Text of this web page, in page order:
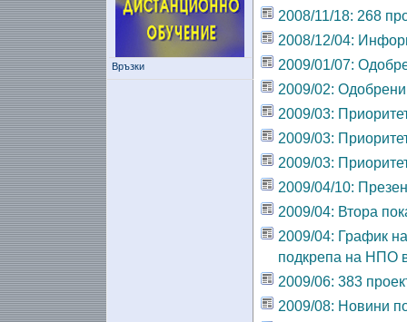
Връзки
2008/11/18: 268
2008/12/04:
2009/01/07:
2009/02: Одобрени
2009/03:
2009/03:
2009/03:
2009/04/10:
2009/04: Втора
2009/04: График
подкрепа на НПО
2009/06: 383
2009/08: Новини